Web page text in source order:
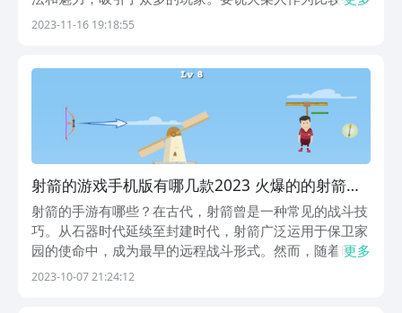
的形象，也受到了众多玩家的认可。所以玩家在挑选游戏
2023-11-16 19:18:55
射箭的游戏手机版有哪几款2023 火爆的的射箭游
戏下载合集
射箭的手游有哪些？在古代，射箭曾是一种常见的战斗技
巧。从石器时代延续至封建时代，射箭广泛运用于保卫家
园的使命中，成为最早的远程战斗形式。然而，随着时间
的推移，射箭在现代社会已演变为一种娱乐休闲方式。通
更多
2023-10-07 21:24:12